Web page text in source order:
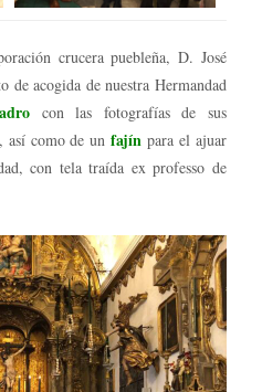
crucera puebleña, D. José
de acogida de nuestra Hermandad
con las fotografías de sus
así como de unfajín para el ajuar
con tela traída ex professo de